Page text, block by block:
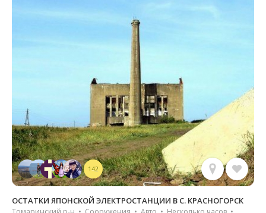
142
ОСТАТКИ ЯПОНСКОЙ ЭЛЕКТРОСТАНЦИИ В С. КРАСНОГОРСК